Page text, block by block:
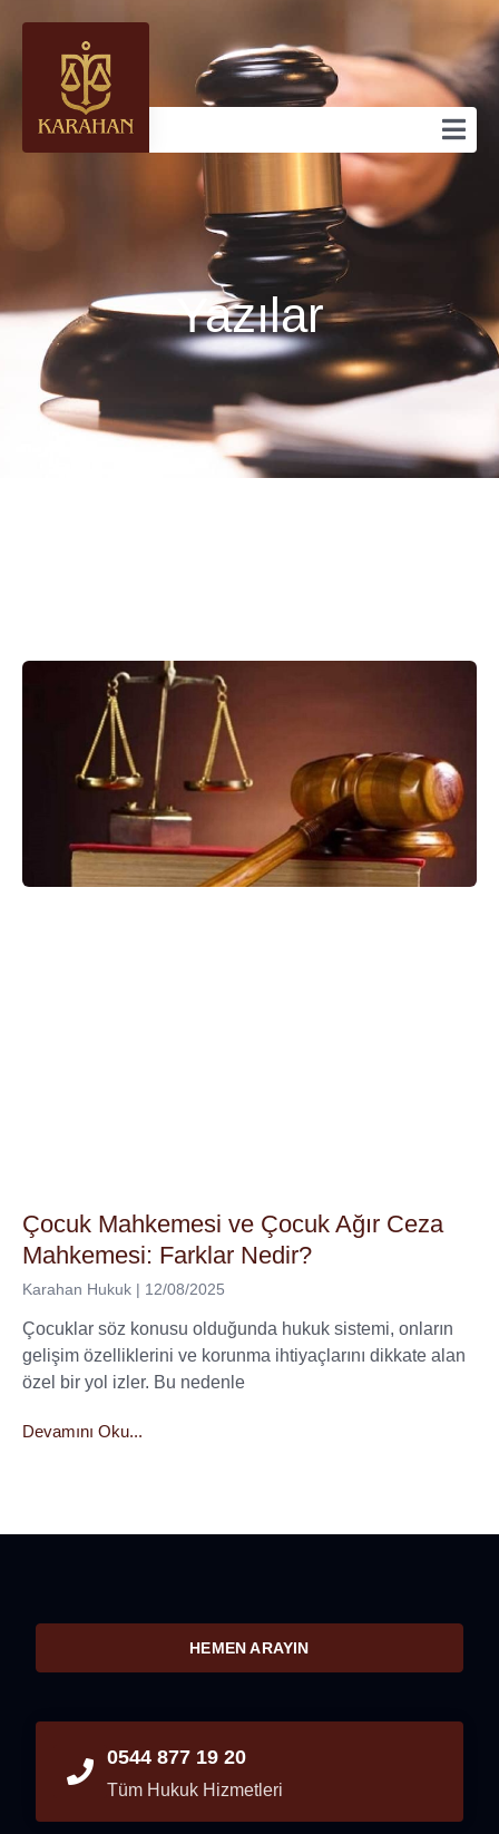
Yazılar
Çocuk Mahkemesi ve Çocuk Ağır Ceza
Mahkemesi: Farklar Nedir?
Karahan Hukuk 12/08/2025
Çocuklar söz konusu olduğunda hukuk sistemi, onların
gelişim özelliklerini ve korunma ihtiyaçlarını dikkate alan
özel bir yol izler. Bu nedenle
Devamını Oku...
HEMEN ARAYIN
0544 877 19 20
Tüm Hukuk Hizmetleri